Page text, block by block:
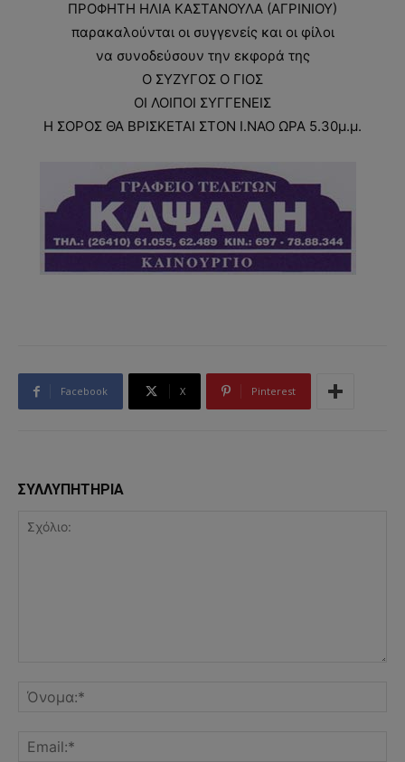
ΠΡΟΦΗΤΗ ΗΛΙΑ ΚΑΣΤΑΝΟΥΛΑ (ΑΓΡΙΝΙΟΥ)
παρακαλούνται οι συγγενείς και οι φίλοι
να συνοδεύσουν την εκφορά της
Ο ΣΥΖΥΓΟΣ Ο ΓΙΟΣ
ΟΙ ΛΟΙΠΟΙ ΣΥΓΓΕΝΕΙΣ
Η ΣΟΡΟΣ ΘΑ ΒΡΙΣΚΕΤΑΙ ΣΤΟΝ Ι.ΝΑΟ ΩΡΑ 5.30μ.μ.
Facebook X Pinterest
ΣΥΛΛΥΠΗΤΗΡΙΑ